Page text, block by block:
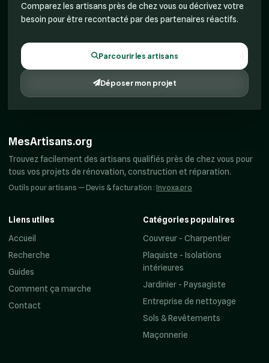
Comparez les artisans près de chez vous ou décrivez votre
besoin pour être recontacté par des partenaires réactifs.
Parcourir les artisans
Déposer mon projet
MesArtisans.org
Trouvez facilement des artisans qualifiés près de chez vous pour
tous vos projets de rénovation, construction et réparation.
Outils pour artisans — Devis & facturation : Invoxa.pro
Liens utiles
Accueil
Recherche
Guides
Comment ça marche
Contact
Catégories populaires
Couvreur - Charpentier
Plaquiste - Isolations
intérieures
Jardinier - Paysagiste
Entreprise de nettoyage
Sols & Revêtements
Maçonnerie